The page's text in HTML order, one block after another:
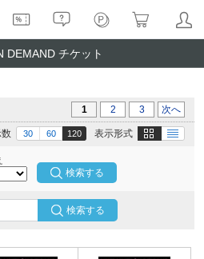
DEMAND チケット
1 2 3 次へ
表示形式 画像 テキスト
30 60 120
検索する